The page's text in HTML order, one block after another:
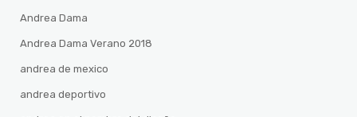
Andrea Dama
Andrea Dama Verano 2018
andrea de mexico
andrea deportivo